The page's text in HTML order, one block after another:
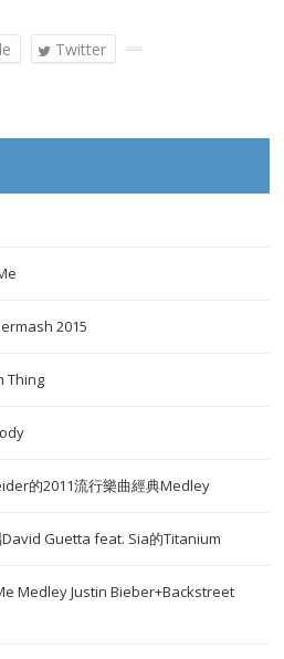
Twitter
2015
Thing
的2011流行樂曲經典Medley
Guetta feat. Sia的Titanium
Medley Justin Bieber+Backstreet